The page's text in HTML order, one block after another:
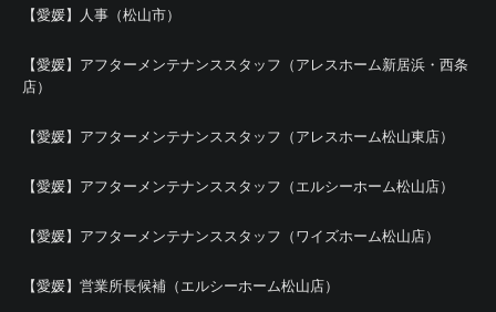
【愛媛】人事（松山市）
【愛媛】アフターメンテナンススタッフ（アレスホーム新居浜・西条
店）
【愛媛】アフターメンテナンススタッフ（アレスホーム松山東店）
【愛媛】アフターメンテナンススタッフ（エルシーホーム松山店）
【愛媛】アフターメンテナンススタッフ（ワイズホーム松山店）
【愛媛】営業所長候補（エルシーホーム松山店）